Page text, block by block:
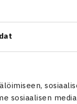
sosiaalisen